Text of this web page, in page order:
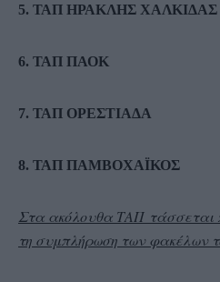
5. ΤΑΠ ΗΡΑΚΛΗΣ ΧΑΛΚΙΔΑΣ
6. ΤΑΠ ΠΑΟΚ
7. ΤΑΠ ΟΡΕΣΤΙΑΔΑ
8. ΤΑΠ ΠΑΜΒΟΧΑΪΚΟΣ
Στα ακόλουθα ΤΑΠ τάσσεται
τη συμπλήρωση των φακέλων